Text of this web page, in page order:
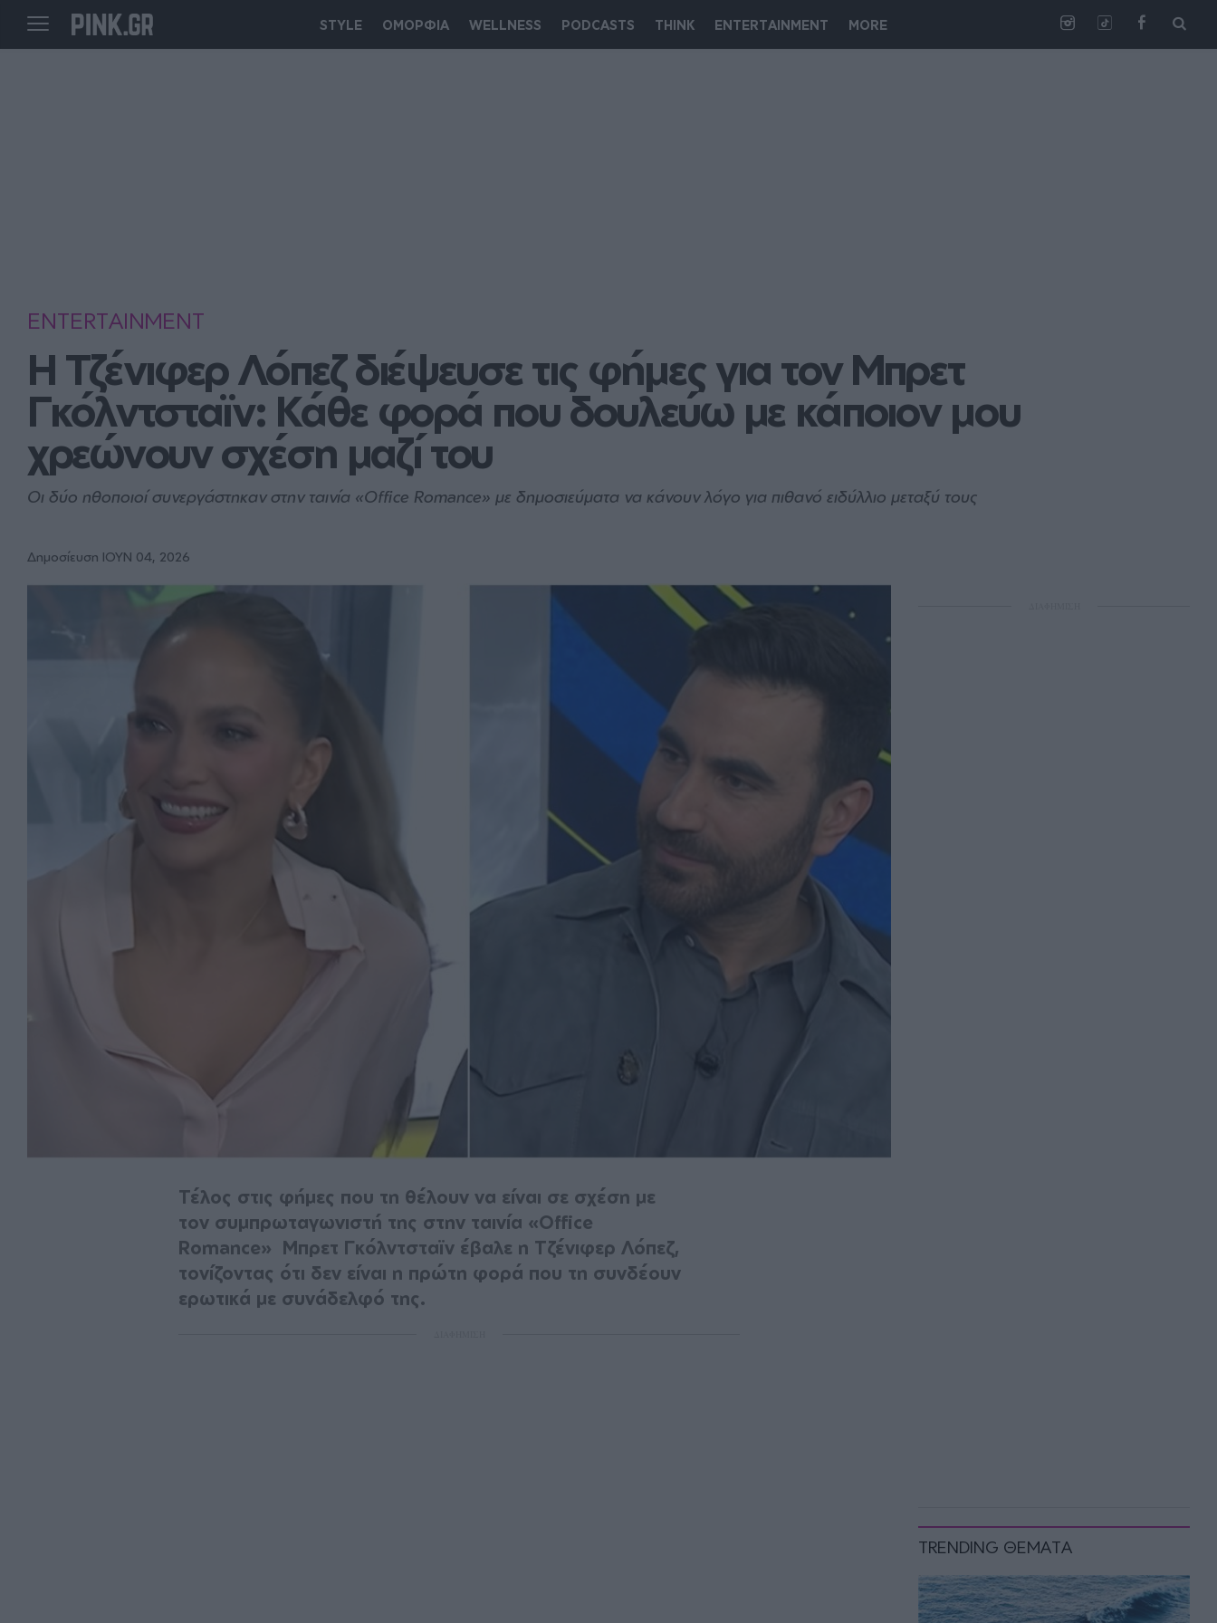
STYLE ΟΜΟΡΦΙΑ WELLNESS PODCASTS THINK ENTERTAINMENT MORE
ENTERTAINMENT
Η Τζένιφερ Λόπεζ διέψευσε τις φήμες για τον Μπρετ
Γκόλντσταϊν: Κάθε φορά που δουλεύω με κάποιον μου
χρεώνουν σχέση μαζί του
Οι δύο ηθοποιοί συνεργάστηκαν στην ταινία «Office Romance» με δημοσιεύματα να κάνουν λόγο για πιθανό ειδύλλιο μεταξύ τους
Δημοσίευση ΙΟΥΝ 04, 2026
TRENDING ΘΕΜΑΤΑ
Τέλος στις φήμες που τη θέλουν να είναι σε σχέση με
τον συμπρωταγωνιστή της στην ταινία «Office
Romance» Μπρετ Γκόλντσταϊν έβαλε η Τζένιφερ Λόπεζ,
τονίζοντας ότι δεν είναι η πρώτη φορά που τη συνδέουν
ερωτικά με συνάδελφό της.